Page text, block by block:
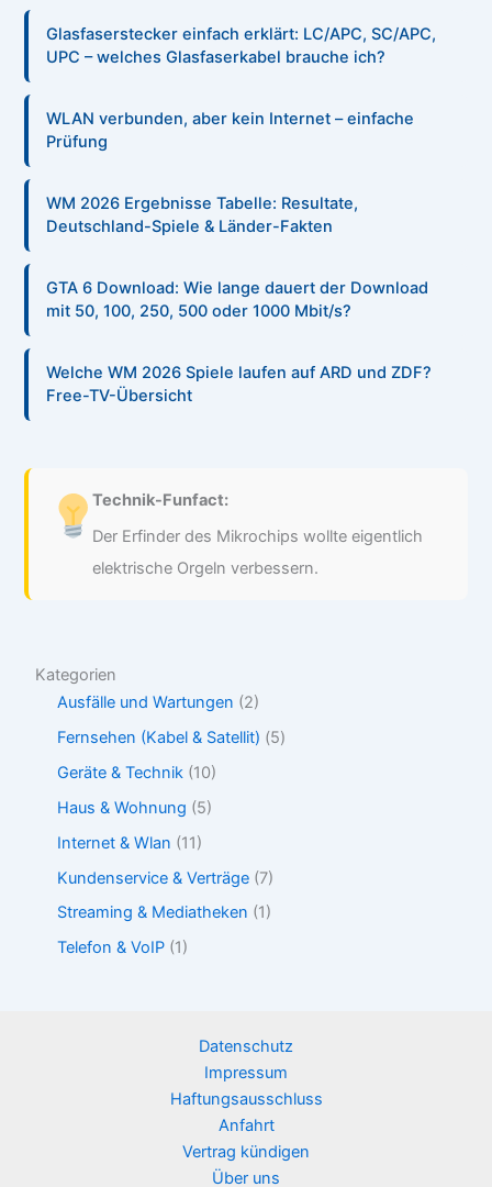
Glasfaserstecker einfach erklärt: LC/APC, SC/APC,
UPC – welches Glasfaserkabel brauche ich?
WLAN verbunden, aber kein Internet – einfache
Prüfung
WM 2026 Ergebnisse Tabelle: Resultate,
Deutschland-Spiele & Länder-Fakten
GTA 6 Download: Wie lange dauert der Download
mit 50, 100, 250, 500 oder 1000 Mbit/s?
Welche WM 2026 Spiele laufen auf ARD und ZDF?
Free-TV-Übersicht
Technik-Funfact:
Der Erfinder des Mikrochips wollte eigentlich
elektrische Orgeln verbessern.
Kategorien
Ausfälle und Wartungen (2)
Fernsehen (Kabel & Satellit) (5)
Geräte & Technik (10)
Haus & Wohnung (5)
Internet & Wlan (11)
Kundenservice & Verträge (7)
Streaming & Mediatheken (1)
Telefon & VoIP (1)
Datenschutz
Impressum
Haftungsausschluss
Anfahrt
Vertrag kündigen
Über uns